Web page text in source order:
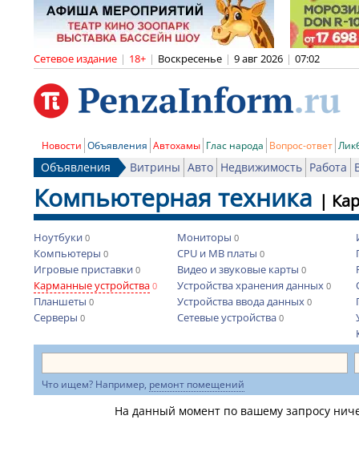
Сетевое издание | 18+ | Воскресенье | 9 авг 2026 | 07:02
Новости Объявления Автохамы Глас народа Вопрос-ответ
Объявления Витрины Авто Недвижимость Работа
Компьютерная техника |
Ноутбуки 0
Компьютеры 0
Игровые приставки 0
Карманные устройства 0
Планшеты 0
Серверы 0
Мониторы 0
CPU и MB платы 0
Видео и звуковые карты 0
Устройства хранения данных 0
Устройства ввода данных 0
Сетевые устройства 0
Что ищем? Например, ремонт помещений
На данный момент по вашему запросу